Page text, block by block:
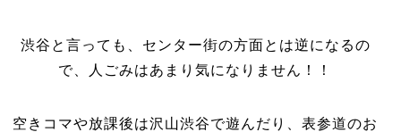
渋谷と言っても、センター街の方面とは逆になるの
で、人ごみはあまり気になりません！！
空きコマや放課後は沢山渋谷で遊んだり、表参道のお